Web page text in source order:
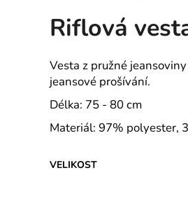
produktu
je
z
5
hvězdiček.
Riflová
Vesta z pružné
jeansové prošívání.
Délka: 75 - 80 cm
Materiál: 97% polyester,
VELIKOST
HLEDAT